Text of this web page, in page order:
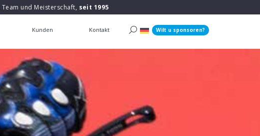
und Meisterschaft, seit 1995
Kunden Kontakt Wilt u sponsoren?